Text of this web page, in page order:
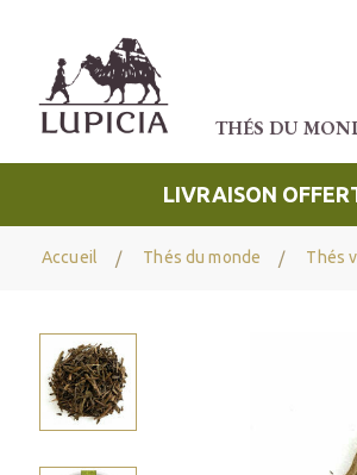
THÉS DU
LIVRAISON
Accueil Thés du monde Thés